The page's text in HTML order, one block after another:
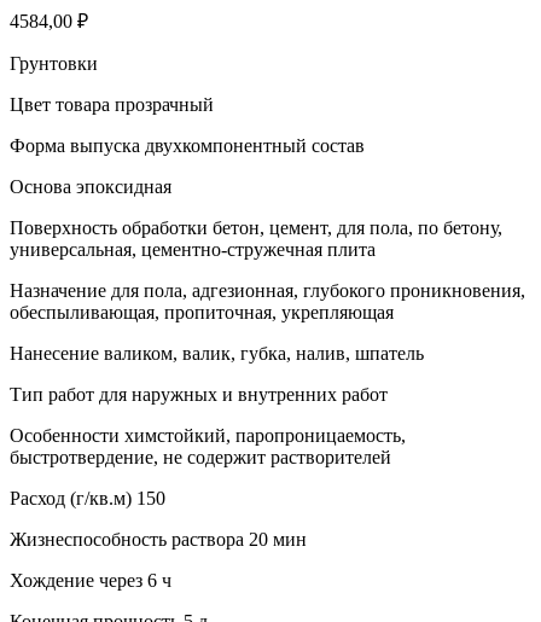
4584,00 ₽
Грунтовки
Цвет товара прозрачный
Форма выпуска двухкомпонентный состав
Основа эпоксидная
Поверхность обработки бетон, цемент, для пола, по бетону,
универсальная, цементно-стружечная плита
Назначение для пола, адгезионная, глубокого проникновения,
обеспыливающая, пропиточная, укрепляющая
Нанесение валиком, валик, губка, налив, шпатель
Тип работ для наружных и внутренних работ
Особенности химстойкий, паропроницаемость,
быстротвердение, не содержит растворителей
Расход (г/кв.м) 150
Жизнеспособность раствора 20 мин
Хождение через 6 ч